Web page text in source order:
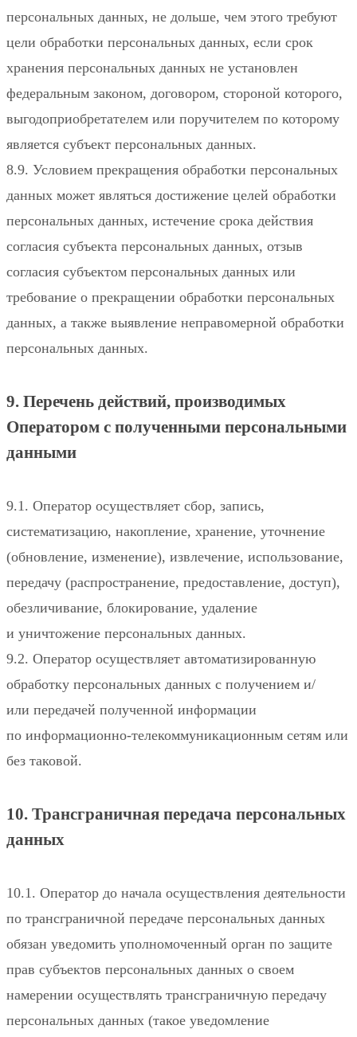
персональных данных, не дольше, чем этого требуют
цели обработки персональных данных, если срок
хранения персональных данных не установлен
федеральным законом, договором, стороной которого,
выгодоприобретателем или поручителем по которому
является субъект персональных данных.
8.9. Условием прекращения обработки персональных
данных может являться достижение целей обработки
персональных данных, истечение срока действия
согласия субъекта персональных данных, отзыв
согласия субъектом персональных данных или
требование о прекращении обработки персональных
данных, а также выявление неправомерной обработки
персональных данных.
9. Перечень действий, производимых
Оператором с полученными персональными
данными
9.1. Оператор осуществляет сбор, запись,
систематизацию, накопление, хранение, уточнение
(обновление, изменение), извлечение, использование,
передачу (распространение, предоставление, доступ),
обезличивание, блокирование, удаление
и уничтожение персональных данных.
9.2. Оператор осуществляет автоматизированную
обработку персональных данных с получением и/
или передачей полученной информации
по информационно-телекоммуникационным сетям или
без таковой.
10. Трансграничная передача персональных
данных
10.1. Оператор до начала осуществления деятельности
по трансграничной передаче персональных данных
обязан уведомить уполномоченный орган по защите
прав субъектов персональных данных о своем
намерении осуществлять трансграничную передачу
персональных данных (такое уведомление